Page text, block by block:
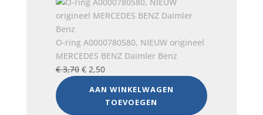
O-ring A0000780580, NIEUW origineel
MERCEDES BENZ Daimler Benz
€3,70 Oorspronkelijke
was:
€2,50Huidige
is:
€ 2,50.
AAN WINKELWAGEN
TOEVOEGEN